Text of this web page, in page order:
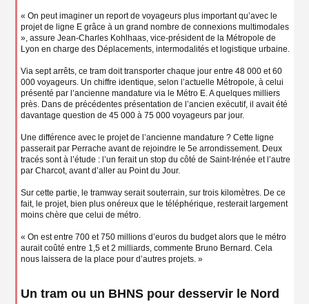
« On peut imaginer un report de voyageurs plus important qu’avec le
projet de ligne E grâce à un grand nombre de connexions multimodales
», assure Jean-Charles Kohlhaas, vice-président de la Métropole de
Lyon en charge des Déplacements, intermodalités et logistique urbaine.
Via sept arrêts, ce tram doit transporter chaque jour entre 48 000 et 60
000 voyageurs. Un chiffre identique, selon l’actuelle Métropole, à celui
présenté par l’ancienne mandature via le Métro E. A quelques milliers
près. Dans de précédentes présentation de l’ancien exécutif, il avait été
davantage question de 45 000 à 75 000 voyageurs par jour.
Une différence avec le projet de l’ancienne mandature ? Cette ligne
passerait par Perrache avant de rejoindre le 5e arrondissement. Deux
tracés sont à l’étude : l’un ferait un stop du côté de Saint-Irénée et l’autre
par Charcot, avant d’aller au Point du Jour.
Sur cette partie, le tramway serait souterrain, sur trois kilomètres. De ce
fait, le projet, bien plus onéreux que le téléphérique, resterait largement
moins chère que celui de métro.
« On est entre 700 et 750 millions d’euros du budget alors que le métro
aurait coûté entre 1,5 et 2 milliards, commente Bruno Bernard. Cela
nous laissera de la place pour d’autres projets. »
Un tram ou un BHNS pour desservir le Nord